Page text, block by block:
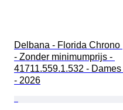
Delbana - Florida Chrono
- Zonder minimumprijs -
41711.559.1.532 - Dames
- 2026